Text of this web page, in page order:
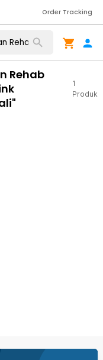
Order Tracking
Rehab
1
Produk